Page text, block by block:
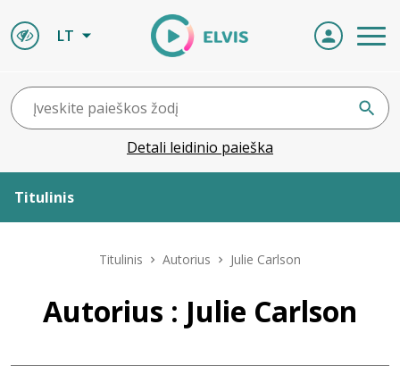
LT
Detali leidinio paieška
Titulinis
Leidiniai
Titulinis Autorius Julie Carlson
Autorius : Julie Carlson